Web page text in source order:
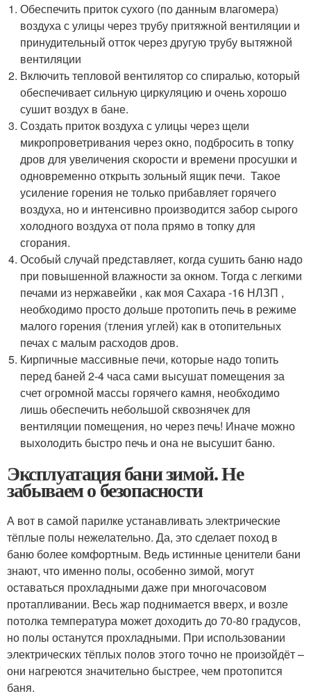
Обеспечить приток сухого (по данным влагомера)
воздуха с улицы через трубу притяжной вентиляции и
принудительный отток через другую трубу вытяжной
вентиляции
Включить тепловой вентилятор со спиралью, который
обеспечивает сильную циркуляцию и очень хорошо
сушит воздух в бане.
Создать приток воздуха с улицы через щели
микропроветривания через окно, подбросить в топку
дров для увеличения скорости и времени просушки и
одновременно открыть зольный ящик печи. Такое
усиление горения не только прибавляет горячего
воздуха, но и интенсивно производится забор сырого
холодного воздуха от пола прямо в топку для
сгорания.
Особый случай представляет, когда сушить баню надо
при повышенной влажности за окном. Тогда с легкими
печами из нержавейки , как моя Сахара -16 НЛЗП ,
необходимо просто дольше протопить печь в режиме
малого горения (тления углей) как в отопительных
печах с малым расходов дров.
Кирпичные массивные печи, которые надо топить
перед баней 2-4 часа сами высушат помещения за
счет огромной массы горячего камня, необходимо
лишь обеспечить небольшой сквознячек для
вентиляции помещения, но через печь! Иначе можно
выхолодить быстро печь и она не высушит баню.
Эксплуатация бани зимой. Не
забываем о безопасности
А вот в самой парилке устанавливать электрические
тёплые полы нежелательно. Да, это сделает поход в
баню более комфортным. Ведь истинные ценители бани
знают, что именно полы, особенно зимой, могут
оставаться прохладными даже при многочасовом
протапливании. Весь жар поднимается вверх, и возле
потолка температура может доходить до 70-80 градусов,
но полы останутся прохладными. При использовании
электрических тёплых полов этого точно не произойдёт –
они нагреются значительно быстрее, чем протопится
баня.